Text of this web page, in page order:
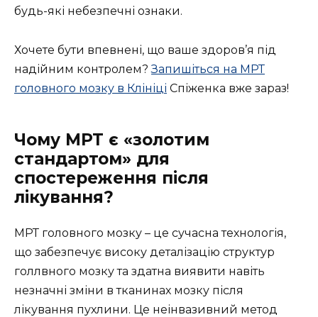
будь-які небезпечні ознаки.
Хочете бути впевнені, що ваше здоров’я під
надійним контролем?Запишіться на МРТ
головного мозку в Клініці Спіженка вже зараз!
Чому МРТ є «золотим
стандартом» для
спостереження після
лікування?
МРТ головного мозку – це сучасна технологія,
що забезпечує високу деталізацію структур
голлвного мозку та здатна виявити навіть
незначні зміни в тканинах мозку після
лікування пухлини. Це неінвазивний метод